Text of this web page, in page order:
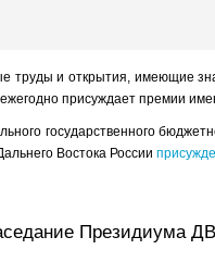
труды и открытия, имеющие
присуждает премии
государственного
Востока России
Президиума